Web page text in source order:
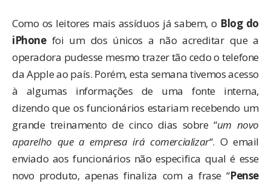
Como os leitores mais assíduos já sabem, o Blog do
iPhonefoi um dos únicos a não acreditarque a
operadora pudesse mesmo trazer tão cedo o telefone
da Apple ao país. Porém, esta semana tivemos acesso
à algumas informações de uma fonte interna,
dizendo que os funcionários estariam recebendo um
grande treinamento de cinco dias sobre “um novo
aparelho que a empresa irá comercializar“. O email
enviado aos funcionários não especifica qual é esse
novo produto, apenas finaliza com a frase “Pense